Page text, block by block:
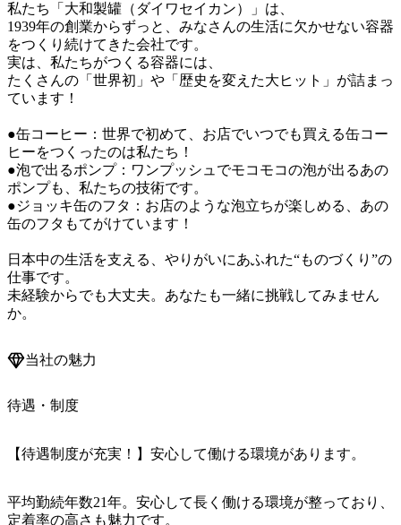
私たち「大和製罐（ダイワセイカン）」は、
1939年の創業からずっと、みなさんの生活に欠かせない容器
をつくり続けてきた会社です。
実は、私たちがつくる容器には、
たくさんの「世界初」や「歴史を変えた大ヒット」が詰まっ
ています！
●缶コーヒー：世界で初めて、お店でいつでも買える缶コー
ヒーをつくったのは私たち！
●泡で出るポンプ：ワンプッシュでモコモコの泡が出るあの
ポンプも、私たちの技術です。
●ジョッキ缶のフタ：お店のような泡立ちが楽しめる、あの
缶のフタもてがけています！
日本中の生活を支える、やりがいにあふれた“ものづくり”の
仕事です。
未経験からでも大丈夫。あなたも一緒に挑戦してみません
か。
当社の魅力
待遇・制度
【待遇制度が充実！】安心して働ける環境があります。
平均勤続年数21年。安心して長く働ける環境が整っており、
定着率の高さも魅力です。